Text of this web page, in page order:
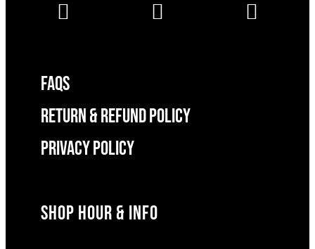
FAQS
RETURN & REFUND POLICY
Privacy Policy
SHOP HOUR & INFO